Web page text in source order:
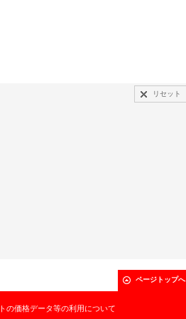
リセット
ページトップへ
の価格データ等の利用について